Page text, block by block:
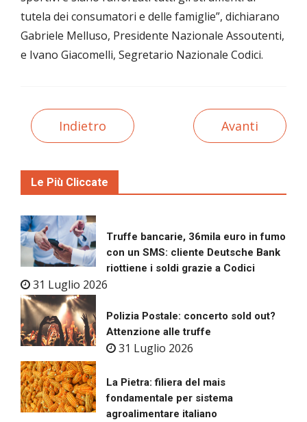
tutela dei consumatori e delle famiglie”, dichiarano
Gabriele Melluso, Presidente Nazionale Assoutenti,
e Ivano Giacomelli, Segretario Nazionale Codici.
Indietro Avanti
Le Più Cliccate
Truffe bancarie, 36mila euro in fumo
con un SMS: cliente Deutsche Bank
riottiene i soldi grazie a Codici
31 Luglio 2026
Polizia Postale: concerto sold out?
Attenzione alle truffe
31 Luglio 2026
La Pietra: filiera del mais
fondamentale per sistema
agroalimentare italiano